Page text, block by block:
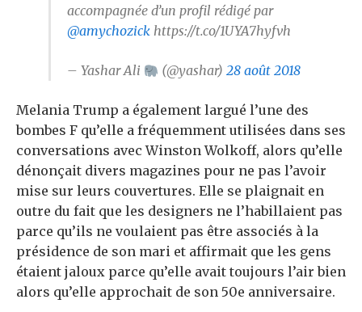
accompagnée d’un profil rédigé par
@amychozick https://t.co/1UYA7hyfvh
– Yashar Ali (@yashar)28 août 2018
Melania Trump a également largué l’une des
bombes F qu’elle a fréquemment utilisées dans ses
conversations avec Winston Wolkoff, alors qu’elle
dénonçait divers magazines pour ne pas l’avoir
mise sur leurs couvertures. Elle se plaignait en
outre du fait que les designers ne l’habillaient pas
parce qu’ils ne voulaient pas être associés à la
présidence de son mari et affirmait que les gens
étaient jaloux parce qu’elle avait toujours l’air bien
alors qu’elle approchait de son 50e anniversaire.